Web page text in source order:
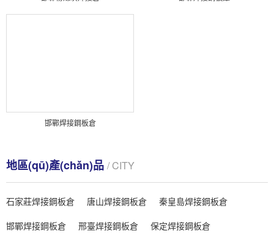
邯鄲焊接鋼板倉
地區(qū)產(chǎn)品 / CITY
石家莊焊接鋼板倉 唐山焊接鋼板倉
秦皇島焊接鋼板倉
邯鄲焊接鋼板倉
邢臺焊接鋼板倉
保定焊接鋼板倉